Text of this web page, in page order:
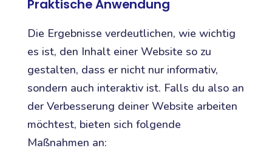
Praktische Anwendung
Die Ergebnisse verdeutlichen, wie wichtig
es ist, den Inhalt einer Website so zu
gestalten, dass er nicht nur informativ,
sondern auch interaktiv ist. Falls du also an
der Verbesserung deiner Website arbeiten
möchtest, bieten sich folgende
Maßnahmen an: